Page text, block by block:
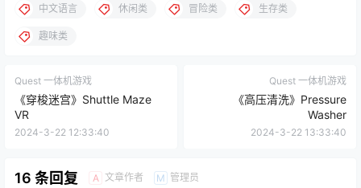
中文语言 休闲类 冒险类 生存类
趣味类
Quest 一体机游戏
《穿梭迷宫》Shuttle Maze
VR
2024-3-22 12:33:40
Quest 一体机游戏
《高压清洗》Pressure
Washer
2024-3-22 13:33:40
16 条回复 A 文章作者 M 管理员